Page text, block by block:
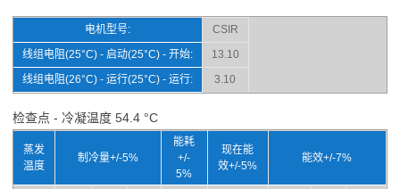
电机型号:
CSIR
线组电阻(25°C) - 启动(25°C) - 开始:
13.10
线组电阻(26°C) - 运行(25°C) - 运行:
3.10
检查点 - 冷凝温度 54.4 °C
蒸发
温度
制冷量+/-5%
能耗
+/-
5%
现在能
效+/-5%
能效+/-7%